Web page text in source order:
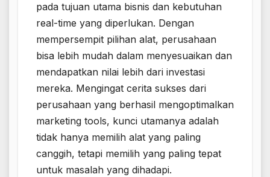
pada tujuan utama bisnis dan kebutuhan
real-time yang diperlukan. Dengan
mempersempit pilihan alat, perusahaan
bisa lebih mudah dalam menyesuaikan dan
mendapatkan nilai lebih dari investasi
mereka. Mengingat cerita sukses dari
perusahaan yang berhasil mengoptimalkan
marketing tools, kunci utamanya adalah
tidak hanya memilih alat yang paling
canggih, tetapi memilih yang paling tepat
untuk masalah yang dihadapi.